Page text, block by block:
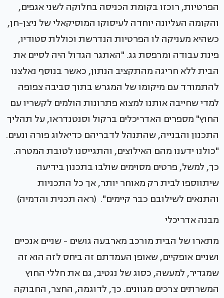
הפרטיות, רוכזו בקומת הכניסה בחלוקה לשני אגפים,
והקומה העליונה יוחדה לעיסוקו המוסיקאלי של ניצן-חן,
כשהיא מעניקה לו הפרטיות הנדרשת וכוללת סטודיו,
פינת עבודה ומרפסת גג. "האתגר הגדול היה לסיים את
הבית ללא חריגה מהתקציב הנתון, כאשר בנוסף נאלצנו
להתמודד עם מיקומו של המגרש בתוך סביבה צפופה
למדי שחייבה אותנו למצוא פתרונות הולמים לקשריו עם
החוץ" מספרים האדריכלים ברקול וסנטנדראו, על תהליך
התכנון והבנייה, שהתנהל לדבריהם כדיאלוג פורה ונעים.
"כולנו ידענו מהם האילוצים, והתגייסנו לטובת המטרה.
כך, למשל, פרטים מסוימים שולבו בתכנון בידיעה
שיתווספו לבית רק מאוחר יותר, אך כל התכניות
והתנאים לשילובם כבר קיימים". (ראה תכנית והדמיה)
מבנה אדריכלי
מתארו של הבית מורכב מארבעה גושים - שניים אנכיים
ושניים אופקיים, שאופן העמדתם זה ביחס לזה הוא זה
שמגדיר, למעשה, כסוג של נגטיב, גם את חללי החוץ
המשרתים צרכים מגוונים. כך, לדוגמה, החצר, החבוקה